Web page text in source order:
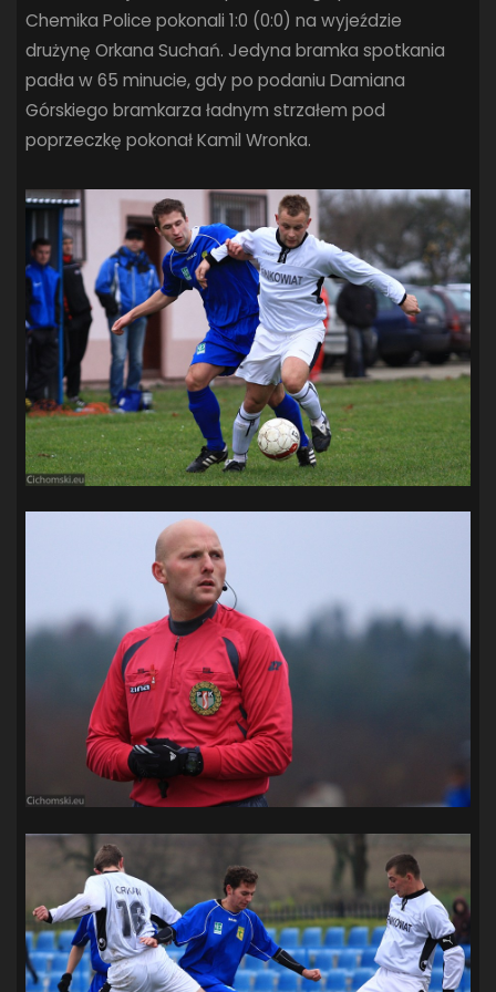
Chemika Police pokonali 1:0 (0:0) na wyjeździe
drużynę Orkana Suchań. Jedyna bramka spotkania
padła w 65 minucie, gdy po podaniu Damiana
Górskiego bramkarza ładnym strzałem pod
poprzeczkę pokonał Kamil Wronka.
SANDRA SPA POGOŃ SZCZECIN(100) SIEDLECKA(63)
SPARING(110) SPR POGOŃ SZCZECIN(72)
SPÓJNIA STARGARD(35) STOCZNIA SZCZECIN(40)
SUPERLIGA KOBIET (58) SUPERLIGA MĘŻCZYZN(92)
TAURON LIGA KOBIET(106) TENIS(26) TREFL SOPOT
ŚWIT SKOLWIN(111)
STAT4U